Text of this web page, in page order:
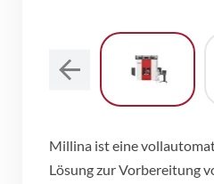
Millina ist eine
Lösung zur Vorbereitung